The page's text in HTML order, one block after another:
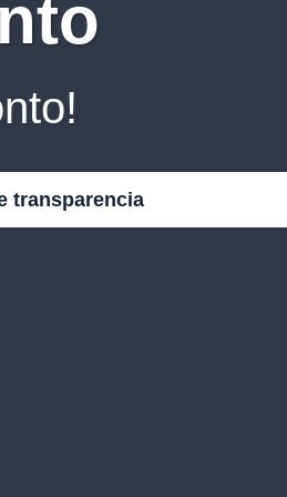
transparencia